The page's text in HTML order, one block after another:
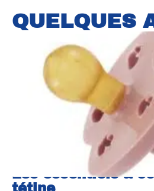
QUELQUES
Les essentiels à